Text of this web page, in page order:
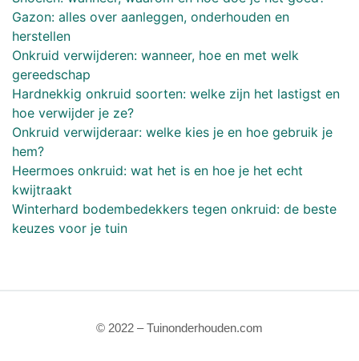
Gazon: alles over aanleggen, onderhouden en
herstellen
Onkruid verwijderen: wanneer, hoe en met welk
gereedschap
Hardnekkig onkruid soorten: welke zijn het lastigst en
hoe verwijder je ze?
Onkruid verwijderaar: welke kies je en hoe gebruik je
hem?
Heermoes onkruid: wat het is en hoe je het echt
kwijtraakt
Winterhard bodembedekkers tegen onkruid: de beste
keuzes voor je tuin
© 2022 – Tuinonderhouden.com